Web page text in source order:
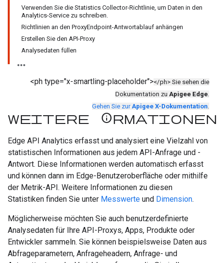
Verwenden Sie die Statistics Collector-Richtlinie, um Daten in den
Analytics-Service zu schreiben.
Richtlinien an den ProxyEndpoint-Antwortablauf anhängen
Erstellen Sie den API-Proxy
Analysedaten füllen
<ph type="x-smartling-placeholder"></ph> Sie sehen die
Dokumentation zu Apigee Edge.
Gehen Sie zurApigee X-Dokumentation.
Weitere Informationen
Edge API Analytics erfasst und analysiert eine Vielzahl von
statistischen Informationen aus jedem API-Anfrage und -
Antwort. Diese Informationen werden automatisch erfasst
und können dann im Edge-Benutzeroberfläche oder mithilfe
der Metrik-API. Weitere Informationen zu diesen
Statistiken finden Sie unter Messwerte und Dimension.
Möglicherweise möchten Sie auch benutzerdefinierte
Analysedaten für Ihre API-Proxys, Apps, Produkte oder
Entwickler sammeln. Sie können beispielsweise Daten aus
Abfrageparametern, Anfrageheadern, Anfrage- und